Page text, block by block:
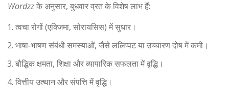
Wordzzके अनुसार, बुधवार व्रत के विशेष लाभ हैं:
त्वचा रोगों (एक्जिमा, सोरायसिस) में सुधार।
भाषा‑भाषण संबंधी समस्याओं, जैसे ललिप्पट या उच्चारण दोष में कमी।
बौद्धिक क्षमता, शिक्षा और व्यापारिक सफलता में वृद्धि।
वित्तीय उत्थान और संपत्ति में वृद्धि।